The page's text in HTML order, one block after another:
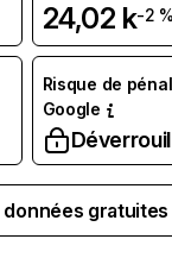
24,02 k-2
Risque de
Google
données